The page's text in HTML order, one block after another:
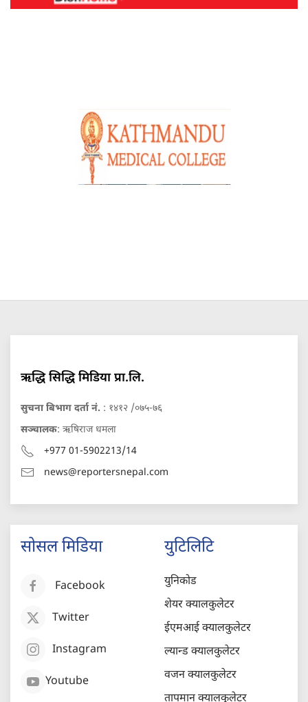
ऋद्धि सिद्धि मिडिया प्रा.लि.
सुचना बिभाग दर्ता नं. : १४१२ /०७५-७६
सञ्चालक: ऋषिराज धमला
+977 01-5902213/14
news@reportersnepal.com
सोसल मिडिया
Facebook
Twitter
Instagram
Youtube
युटिलिटि
युनिकोड
शेयर क्यालकुलेटर
ईएमआई क्यालकुलेटर
ल्यान्ड क्यालकुलेटर
वजन क्यालकुलेटर
तापमान क्यालकुलेटर